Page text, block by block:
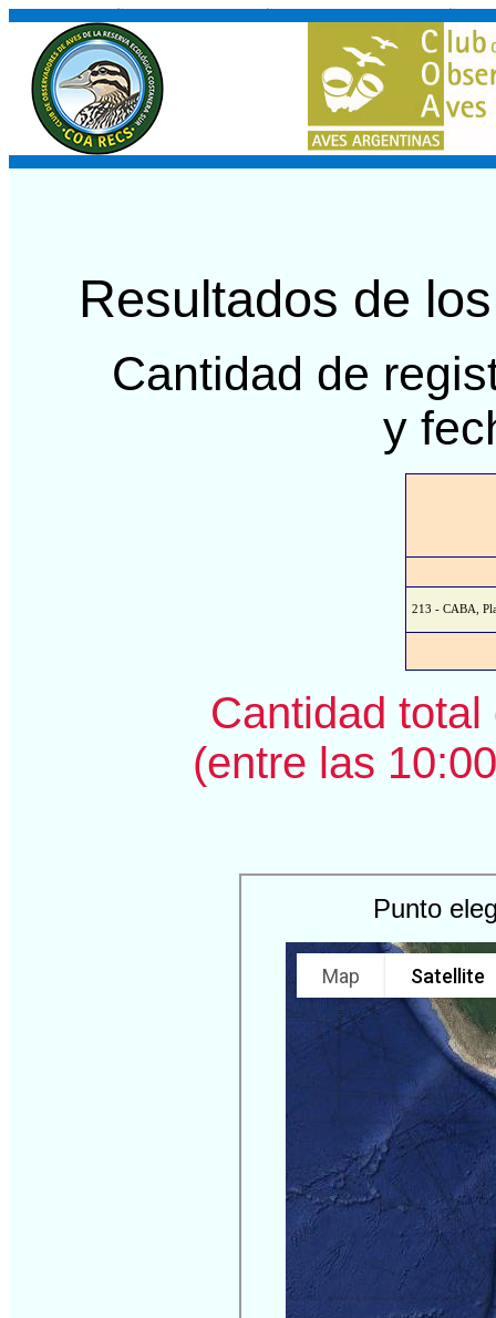
Resultados de
Cantidad de
y
213 - CABA,
Cantidad
(entre las